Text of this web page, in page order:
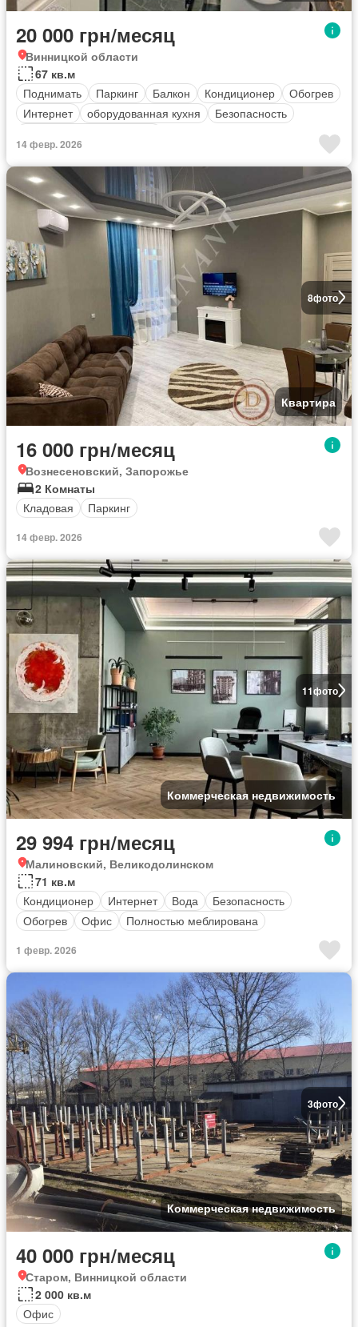
20 000 грн/месяц
Винницкой области
67 кв.м
Поднимать
Паркинг Балкон Кондиционер
Обогрев
Интернет
оборудованная кухня
Безопасность
14 февр. 2026
8фото
Квартира
16 000 грн/месяц
Вознесеновский, Запорожье
2 Комнаты
Кладовая
Паркинг
14 февр. 2026
11фото
Коммерческая недвижимость
29 994 грн/месяц
Малиновский, Великодолинском
71 кв.м
Кондиционер
Интернет Вода
Безопасность
Обогрев
Офис Полностью меблирована
1 февр. 2026
3фото
Коммерческая недвижимость
40 000 грн/месяц
Старом, Винницкой области
2 000 кв.м
Офис